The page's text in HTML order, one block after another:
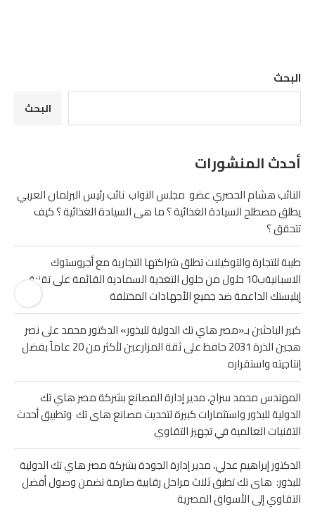
البحث
البحث
أحدث المنشورات
النائب هشام الحصري عضو مجلس النواب نائب رئيس البرلمان العربي
يطلق مصطلح السيادة الغذائية ؟ ما هى السيادة الغذائية ؟ كيف
تتحقق ؟
طيبة للتجارة والتوكيلات تطلق شراكتها التجارية مع أجروستوك
الاسبانيةب10 حلول من حلول التغذية السمادية القائمة على تقنية
إيليستك الداعمة ضد جميع الأجهادات المختلفة
كبير الباحثين بـ«مصر هاي تك الدولية للبذور» الدكتور محمد على نصر
هجين الذرة 2031 حافظ على ثقة المزارعين لأكثر من 20 عاماً بفضل
إنتاجيته واستقراره
المهندس محمد سراج، مدير إدارة المصانع بشركة مصر هاي تك
الدولية للبذور واستثمارات كبيرة لتحديث مصانع هاى تك وتطبيق أحدث
التقنيات العالمية في تجهيز التقاوي
الدكتور إبراهيم عدلي، مدير إدارة الجودة بشركة مصر هاي تك الدولية
للبذور: هاى تك تطبق ثلاث مراحل رقابية صارمة تضمن وصول أفضل
التقاوي إلى الأسواق المصرية